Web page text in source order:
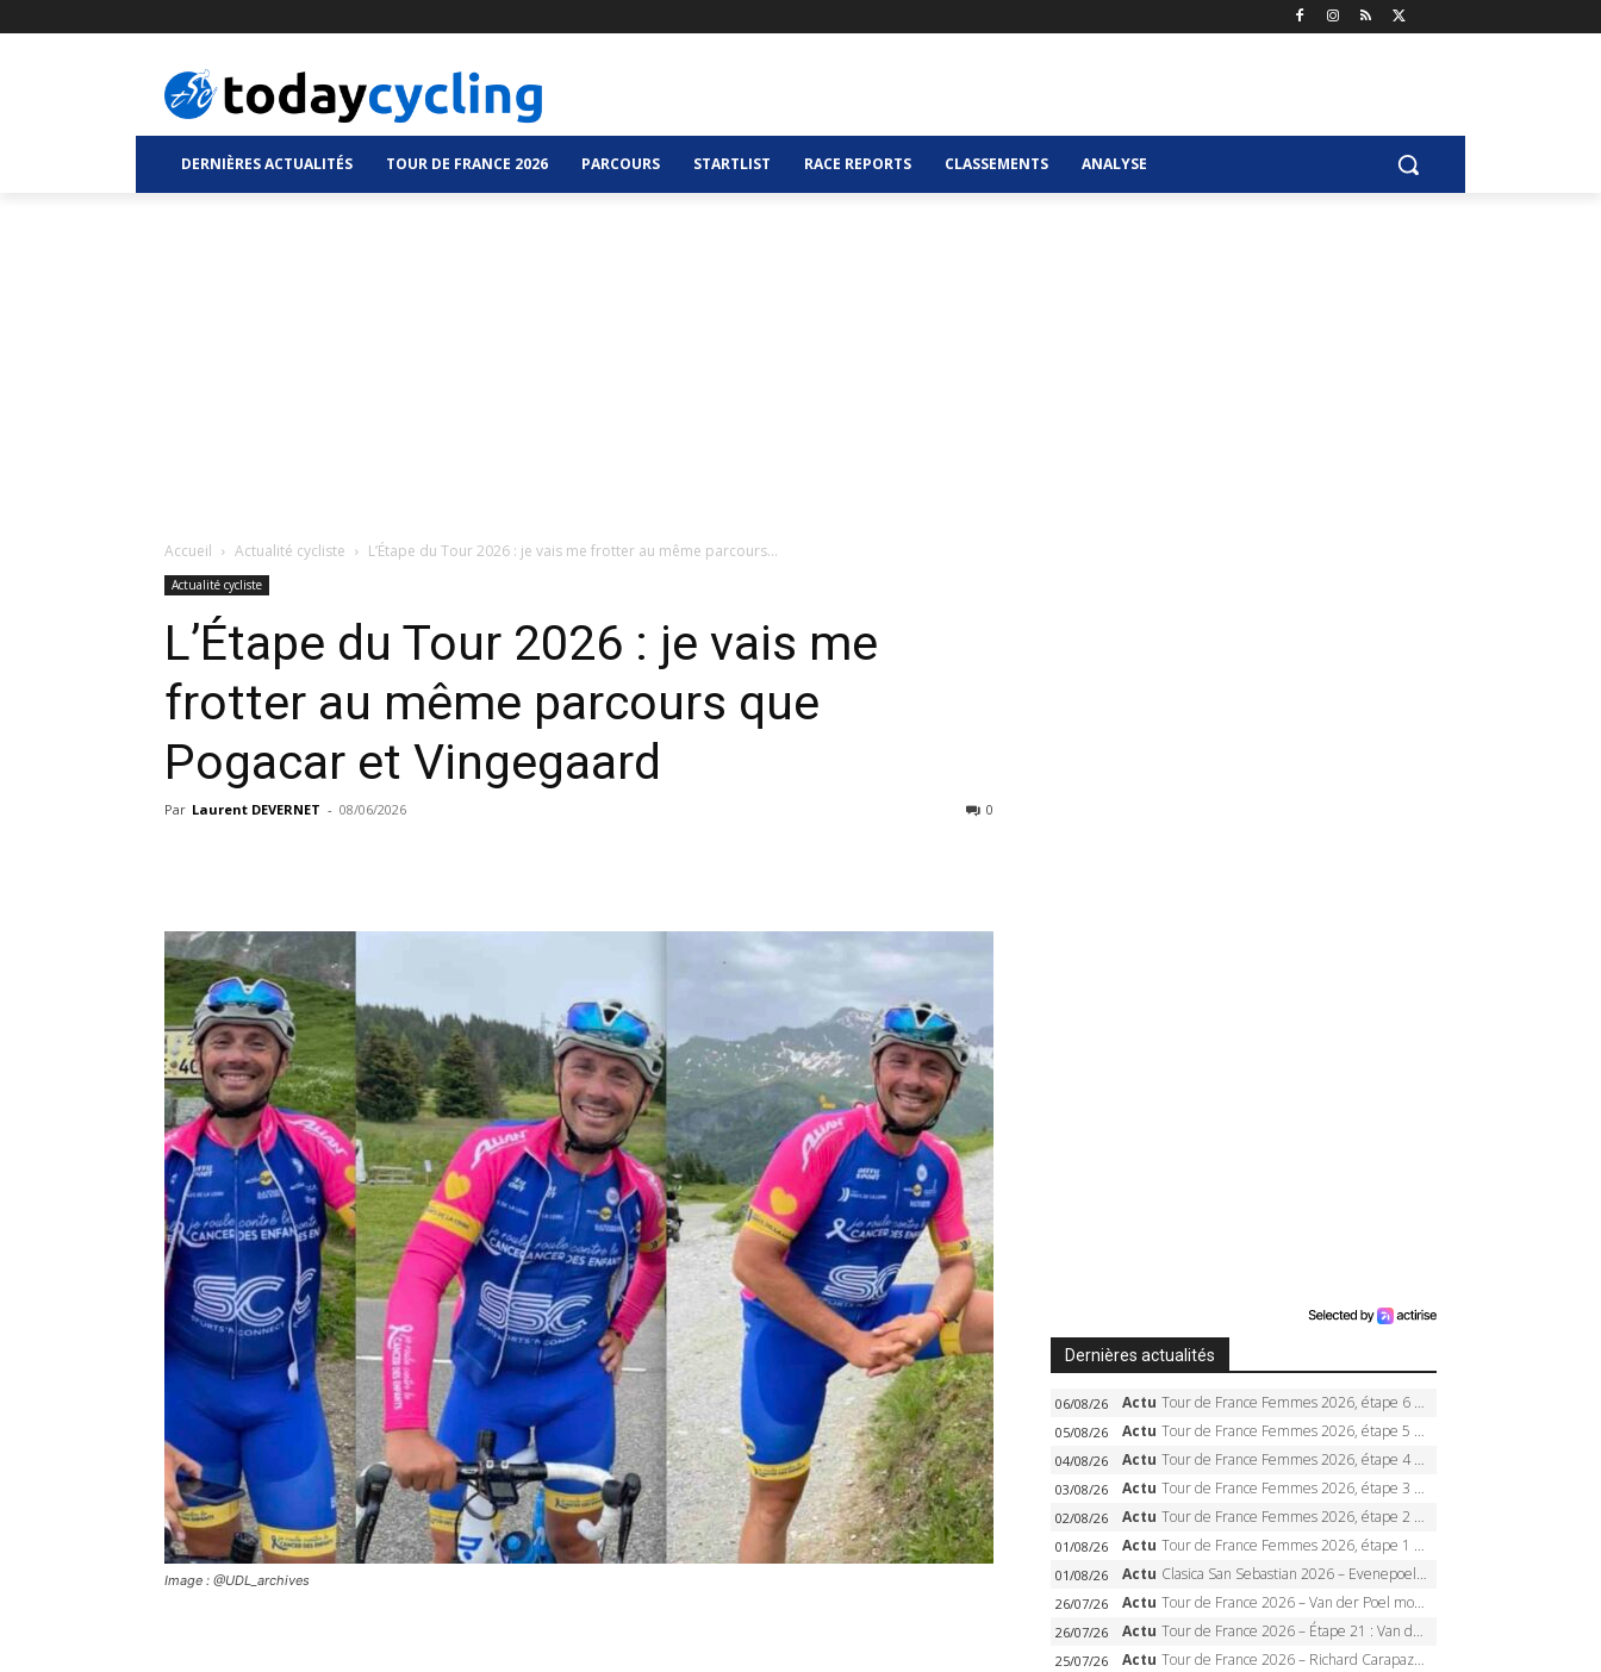
DERNIÈRES ACTUALITÉS TOUR DE FRANCE 2026 PARCOURS STARTLIST RACE REPORTS CLASSEMENTS ANALYSE
Accueil Actualité cycliste L’Étape du Tour 2026 : je vais me frotter au même parcours...
Actualité cycliste
L’Étape du Tour 2026 : je vais me
frotter au même parcours que
Pogacar et Vingegaard
Par Laurent DEVERNET - 08/06/2026 0
Image : @UDL_archives
Dernières actualités
06/08/26 Actu Tour de France Femmes 2026, étape 6 – Kim Le Court-Pienaar gagne à Tournon, Reusser en jaune
05/08/26 Actu Tour de France Femmes 2026, étape 5 – Demi Vollering gagne à Belleville, Reusser en jaune, Ferrand-Prévot coule
04/08/26 Actu Tour de France Femmes 2026, étape 4 – Marlen Reusser écrase le chrono, Ferrand-Prévot en crise
03/08/26 Actu Tour de France Femmes 2026, étape 3 – Sigrid Haugset en solitaire, 88 km d’échappée, maillot jaune
02/08/26 Actu Tour de France Femmes 2026, étape 2 – Lorena Wiebes doublé à Genève, Markus héroïque, 7e record
01/08/26 Actu Tour de France Femmes 2026, étape 1 – Lorena Wiebes intouchable à Lausanne, premier maillot jaune
01/08/26 Actu Clasica San Sebastian 2026 – Evenepoel recordman, 4e victoire, Carapaz battu au sprint
26/07/26 Actu Tour de France 2026 – Van der Poel monumental à Paris, Pogacar égale le record des cinq sacres
26/07/26 Actu Tour de France 2026 – Étape 21 : Van der Poel, Pogacar, qui succédera à Wout van Aert sur les Champs-Elysées ?
25/07/26 Actu Tour de France 2026 – Richard Carapaz roi des Alpes, doublé et maillot à pois, Seixas perd le podium